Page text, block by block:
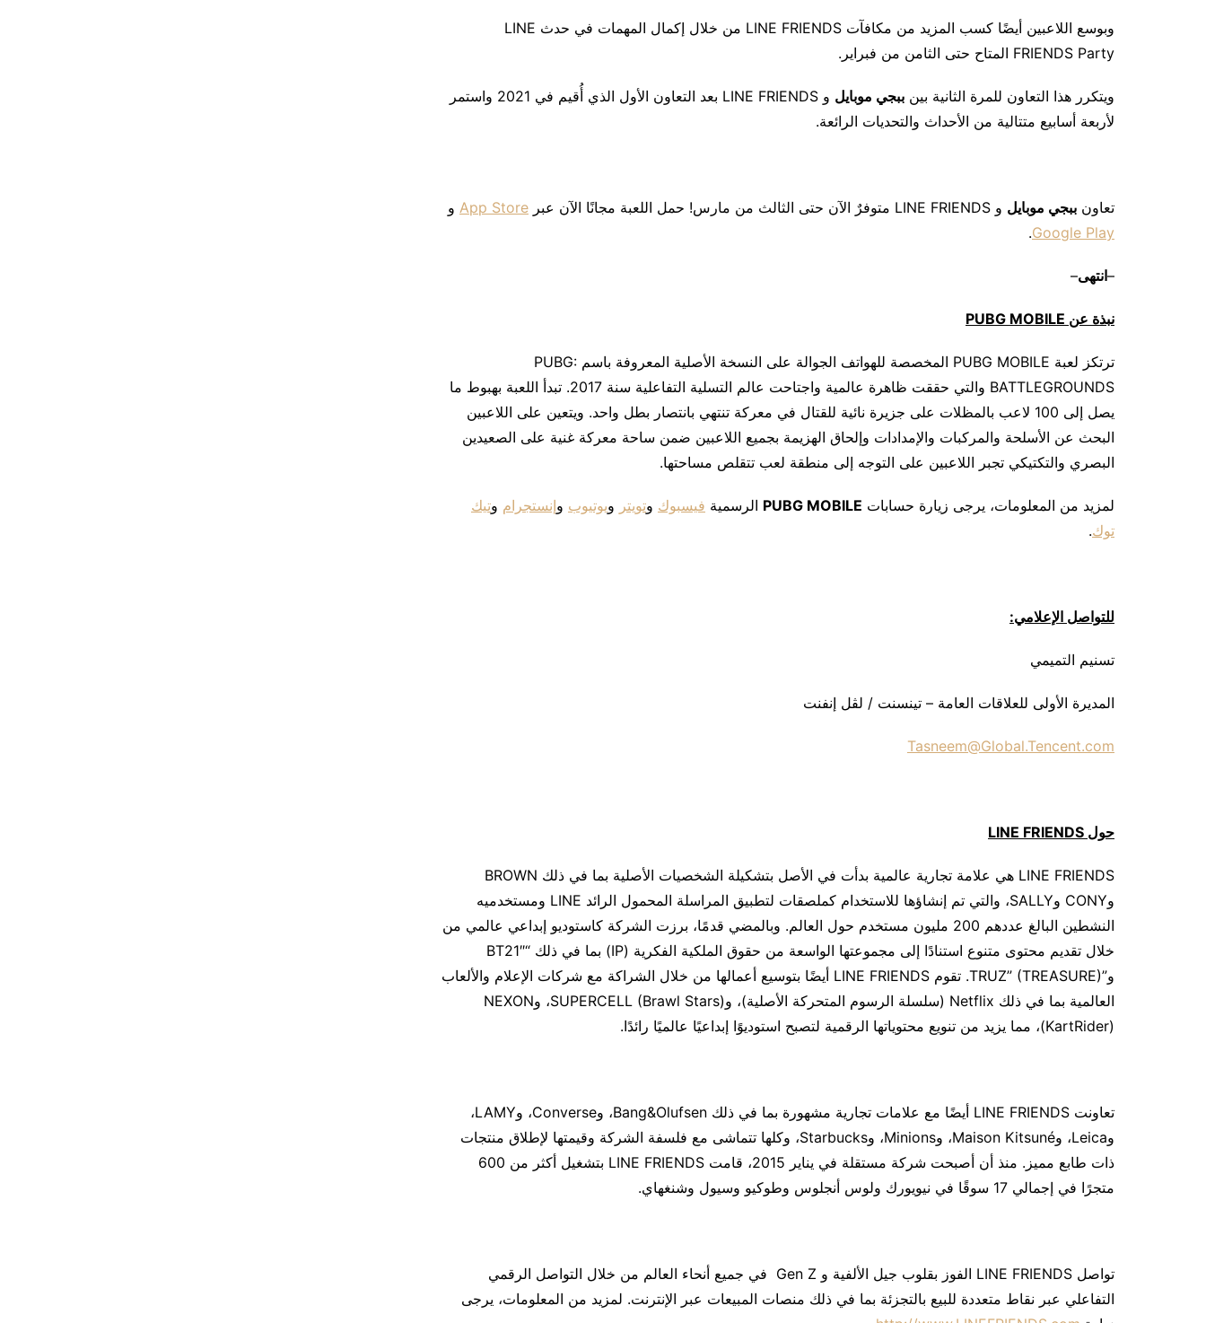
وبوسع اللاعبين أيضًا كسب المزيد من مكافآت LINE FRIENDS من خلال إكمال المهمات في حدث LINE
FRIENDS Party المتاح حتى الثامن من فبراير.
ويتكرر هذا التعاون للمرة الثانية بين ببجي موبايل
و LINE FRIENDS بعد التعاون الأول الذي أُقيم في 2021 واستمر
لأربعة أسابيع متتالية من الأحداث والتحديات الرائعة.
تعاون ببجي موبايل و LINE FRIENDS متوفرٌ الآن حتى الثالث من مارس! حمل اللعبة مجانًا الآن عبر App Store و
Google Play
.
–انتهى–
نبذة عن PUBG MOBILE
ترتكز لعبة PUBG MOBILE المخصصة للهواتف الجوالة على النسخة الأصلية المعروفة باسم PUBG:
BATTLEGROUNDS والتي حققت ظاهرة عالمية واجتاحت عالم التسلية التفاعلية سنة 2017. تبدأ اللعبة بهبوط ما
يصل إلى 100 لاعب بالمظلات على جزيرة نائية للقتال في معركة تنتهي بانتصار بطل واحد. ويتعين على اللاعبين
البحث عن الأسلحة والمركبات والإمدادات وإلحاق الهزيمة بجميع اللاعبين ضمن ساحة معركة غنية على الصعيدين
البصري والتكتيكي تجبر اللاعبين على التوجه إلى منطقة لعب تتقلص مساحتها.
لمزيد من المعلومات، يرجى زيارة حسابات PUBG MOBILE الرسمية فيسبوك وتويتر ويوتيوب وإنستجرام وتيك
توك.
للتواصل الإعلامي:
تسنيم التميمي
المديرة الأولى للعلاقات العامة – تينسنت / لڤل إنفنت
Tasneem@Global.Tencent.com
حول LINE FRIENDS
LINE FRIENDS هي علامة تجارية عالمية بدأت في الأصل بتشكيلة الشخصيات الأصلية بما في ذلك BROWN
وCONY وSALLY، والتي تم إنشاؤها للاستخدام كملصقات لتطبيق المراسلة المحمول الرائد LINE ومستخدميه
النشطين البالغ عددهم 200 مليون مستخدم حول العالم. وبالمضي قدمًا، برزت الشركة كاستوديو إبداعي عالمي من
خلال تقديم محتوى متنوع استنادًا إلى مجموعتها الواسعة من حقوق الملكية الفكرية (IP) بما في ذلك “BT21″
و”TRUZ” (TREASURE). تقوم LINE FRIENDS أيضًا بتوسيع أعمالها من خلال الشراكة مع شركات الإعلام والألعاب
العالمية بما في ذلك Netflix (سلسلة الرسوم المتحركة الأصلية)، وSUPERCELL (Brawl Stars)، وNEXON
(KartRider)، مما يزيد من تنويع محتوياتها الرقمية لتصبح استوديوًا إبداعيًا عالميًا رائدًا.
تعاونت LINE FRIENDS أيضًا مع علامات تجارية مشهورة بما في ذلك Bang&Olufsen، وConverse، وLAMY،
وLeica، وMaison Kitsuné، وMinions، وStarbucks، وكلها تتماشى مع فلسفة الشركة وقيمتها لإطلاق منتجات
ذات طابع مميز. منذ أن أصبحت شركة مستقلة في يناير 2015، قامت LINE FRIENDS بتشغيل أكثر من 600
متجرًا في إجمالي 17 سوقًا في نيويورك ولوس أنجلوس وطوكيو وسيول وشنغهاي.
تواصل LINE FRIENDS الفوز بقلوب جيل الألفية و Gen Z في جميع أنحاء العالم من خلال التواصل الرقمي
التفاعلي عبر نقاط متعددة للبيع بالتجزئة بما في ذلك منصات المبيعات عبر الإنترنت. لمزيد من المعلومات، يرجى